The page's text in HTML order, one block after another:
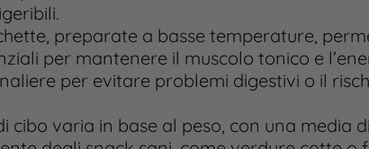
preparate a basse temperature,
per mantenere il muscolo tonico e
per evitare problemi digestivi o il
cibo varia in base al peso, con una media di